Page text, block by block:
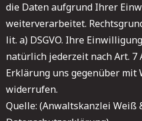
die Daten aufgrund Ihrer
weiterverarbeitet.
lit. a) DSGVO. Ihre
natürlich jederzeit nach Art. 7
Erklärung uns gegenüber
widerrufen.
Quelle: (Anwaltskanzlei Weiß